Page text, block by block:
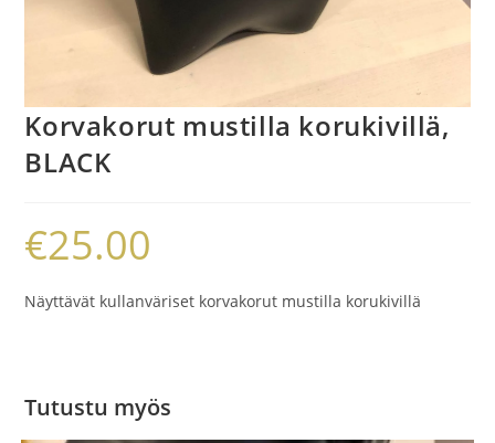
Korvakorut mustilla korukivillä,
BLACK
€25.00
Näyttävät kullanväriset korvakorut mustilla korukivillä
Tutustu myös